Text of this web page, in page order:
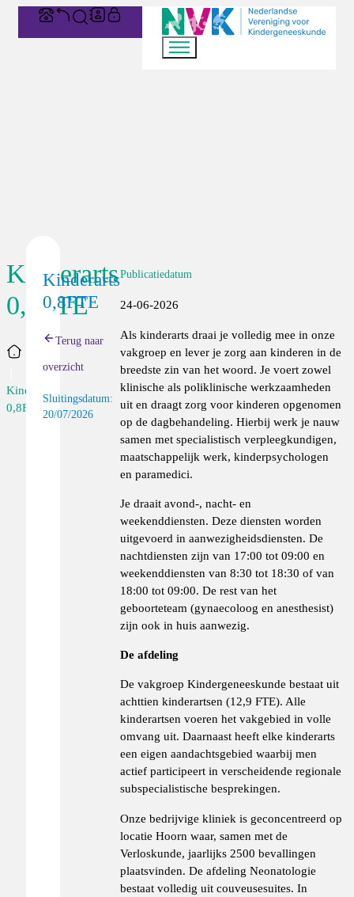
Kinderarts
0,8FTE
Home
Kinderarts
0,8F...
Kinderarts
0,8FTE
Terug naar
overzicht
Sluitingsdatum:
20/07/2026
Publicatiedatum
24-06-2026
Als kinderarts draai je volledig mee in onze
vakgroep en lever je zorg aan kinderen in de
breedste zin van het woord. Je voert zowel
klinische als poliklinische werkzaamheden
uit en draagt zorg voor kinderen opgenomen
op de dagbehandeling. Hierbij werk je nauw
samen met specialistisch verpleegkundigen,
maatschappelijk werk, kinderpsychologen
en paramedici.
Je draait avond-, nacht- en
weekenddiensten. Deze diensten worden
uitgevoerd in aanwezigheidsdiensten. De
nachtdiensten zijn van 17:00 tot 09:00 en
weekenddiensten van 8:30 tot 18:30 of van
18:00 tot 09:00. De rest van het
geboorteteam (gynaecoloog en anesthesist)
zijn ook in huis aanwezig.
De afdeling
De vakgroep Kindergeneeskunde bestaat uit
achttien kinderartsen (12,9 FTE). Alle
kinderartsen voeren het vakgebied in volle
omvang uit. Daarnaast heeft elke kinderarts
een eigen aandachtsgebied waarbij men
actief participeert in verscheidende regionale
subspecialistische besprekingen.
Onze bedrijvige kliniek is geconcentreerd op
locatie Hoorn waar, samen met de
Verloskunde, jaarlijks 2500 bevallingen
plaatsvinden. De afdeling Neonatologie
bestaat volledig uit couveusesuites. In